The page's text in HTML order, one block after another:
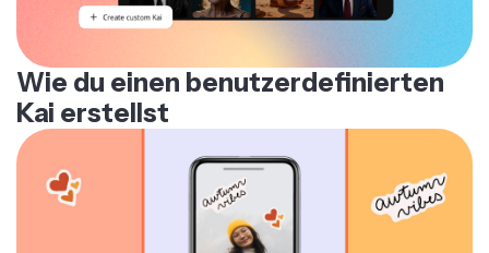
Wie du einen benutzerdefinierten
Kai erstellst